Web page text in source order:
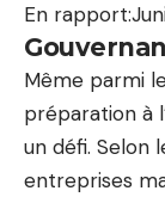
En rapport:
Même parmi
préparation à
un défi. Selon
entreprises